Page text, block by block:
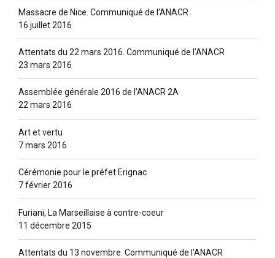
Massacre de Nice. Communiqué de l’ANACR
16 juillet 2016
Attentats du 22 mars 2016. Communiqué de l’ANACR
23 mars 2016
Assemblée générale 2016 de l’ANACR 2A
22 mars 2016
Art et vertu
7 mars 2016
Cérémonie pour le préfet Erignac
7 février 2016
Furiani, La Marseillaise à contre-coeur
11 décembre 2015
Attentats du 13 novembre. Communiqué de l’ANACR